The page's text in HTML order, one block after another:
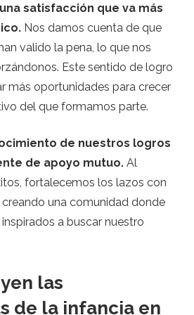
satisfacción que va más
Nos damos cuenta de que
valido la pena, lo que nos
Este sentido de logro
más oportunidades para crecer
del que formamos parte.
de nuestros logros
de apoyo mutuo. Al
fortalecemos los lazos con
creando una comunidad donde
a buscar nuestro
las
de la infancia en